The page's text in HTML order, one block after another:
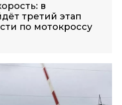
в
третий этап
по мотокроссу